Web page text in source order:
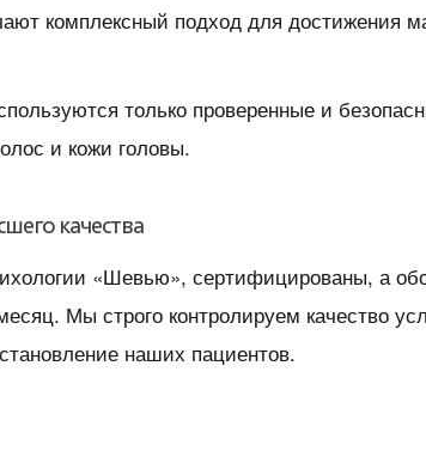
комплексный подход для достижения
только проверенные и
и кожи головы.
качества
«Шевью», сертифицированы, а
Мы строго контролируем качество
наших пациентов.